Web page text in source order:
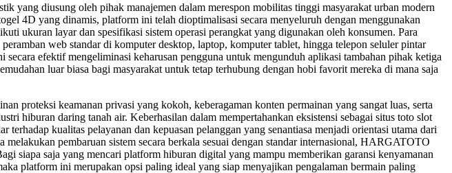
yang diusung oleh pihak manajemen dalam merespon mobilitas tinggi masyarakat urban modern
4D yang dinamis, platform ini telah dioptimalisasi secara menyeluruh dengan menggunakan
ukuran layar dan spesifikasi sistem operasi perangkat yang digunakan oleh konsumen. Para
web standar di komputer desktop, laptop, komputer tablet, hingga telepon seluler pintar
efektif mengeliminasi keharusan pengguna untuk mengunduh aplikasi tambahan pihak ketiga
luar biasa bagi masyarakat untuk tetap terhubung dengan hobi favorit mereka di mana saja
proteksi keamanan privasi yang kokoh, keberagaman konten permainan yang sangat luas, serta
hiburan daring tanah air. Keberhasilan dalam mempertahankan eksistensi sebagai situs toto slot
kualitas pelayanan dan kepuasan pelanggan yang senantiasa menjadi orientasi utama dari
pembaruan sistem secara berkala sesuai dengan standar internasional, HARGATOTO
siapa saja yang mencari platform hiburan digital yang mampu memberikan garansi kenyamanan
platform ini merupakan opsi paling ideal yang siap menyajikan pengalaman bermain paling